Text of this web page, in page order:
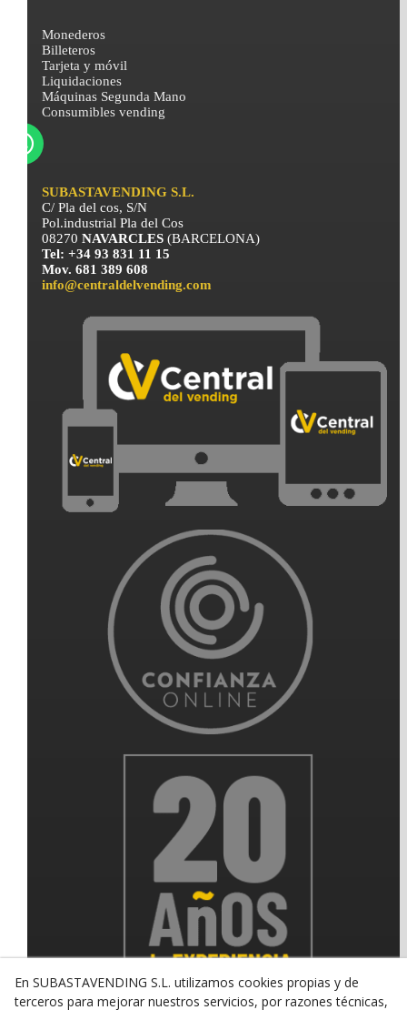
Monederos
Billeteros
Tarjeta y móvil
Liquidaciones
Máquinas Segunda Mano
Consumibles vending
SUBASTAVENDING S.L.
C/ Pla del cos, S/N
Pol.industrial Pla del Cos
08270NAVARCLES(BARCELONA)
Tel: +34 93 831 11 15
Mov. 681 389 608
info@centraldelvending.com
En SUBASTAVENDING S.L. utilizamos cookies propias y de
terceros para mejorar nuestros servicios, por razones técnicas,